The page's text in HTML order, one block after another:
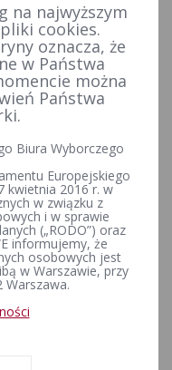
POLSKIEJ
1997 r.
poz. 483)
r. Nr 28, poz. 319
Nr 200, poz. 1471
114, poz. 946)
na najwyższym
cookies.
oznacza, że
w Państwa
można
Państwa
Biura Wyborczego
Europejskiego
kwietnia 2016 r. w
w związku z
i w sprawie
(„RODO”) oraz
informujemy, że
osobowych jest
w Warszawie, przy
Warszawa.